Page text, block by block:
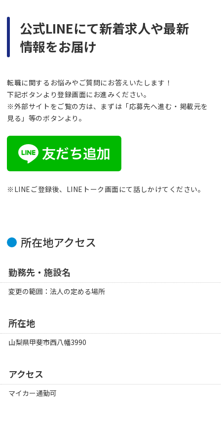
公式LINEにて新着求人や最新
情報をお届け
転職に関するお悩みやご質問にお答えいたします！
下記ボタンより登録画面にお進みください。
※外部サイトをご覧の方は、まずは「応募先へ進む・掲載元を
見る」等のボタンより。
※LINEご登録後、LINEトーク画面にて話しかけてください。
所在地アクセス
勤務先・施設名
変更の範囲：法人の定める場所
所在地
山梨県甲斐市西八幡3990
アクセス
マイカー通勤可